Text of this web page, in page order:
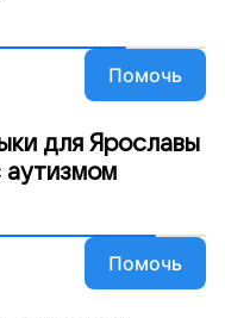
Помочь
для Ярославы
аутизмом
Помочь